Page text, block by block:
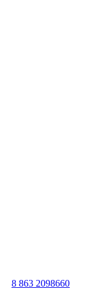
8 863 2098660